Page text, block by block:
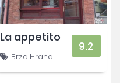
La appetito
Brza Hrana
9.2